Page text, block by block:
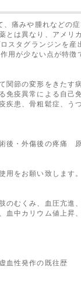
痛みや腫れなどの
とは異なり、アメリ
スタグランジンを産
用が少ない点が特徴
関節の変形をきたす
免疫異常による自己
疾患、骨粗鬆症、う
・外傷後の疼痛
用をお願い致します。
のむくみ、血圧亢進
血中カリウム値上昇
血性発作の既往歴